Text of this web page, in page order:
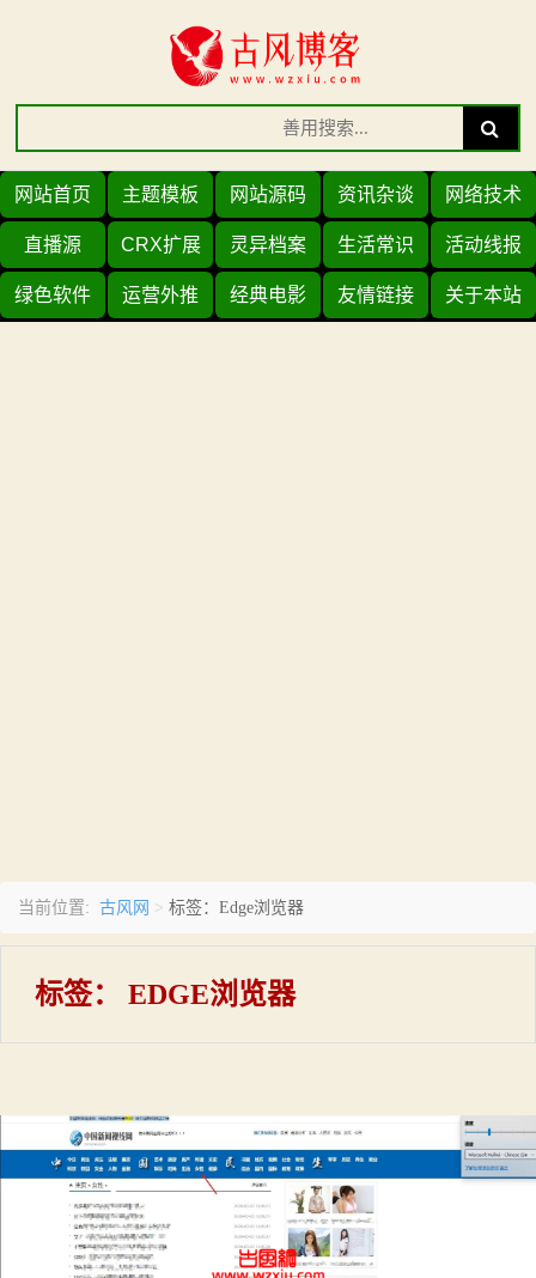
Search
for:
Search
网站首页 主题模板 网站源码 资讯杂谈 网络技术
直播源 CRX扩展 灵异档案 生活常识 活动线报
绿色软件 运营外推 经典电影 友情链接 关于本站
当前位置: 古风网 > 标签：Edge浏览器
标签： EDGE浏览器